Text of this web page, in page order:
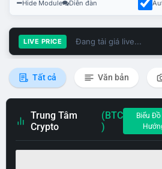
Hide Module Diễn đàn
LIVE PRICE Đang tải giá live...
Tất cả Văn bản
Trung Tâm
Crypto
(BTC
)
Biểu